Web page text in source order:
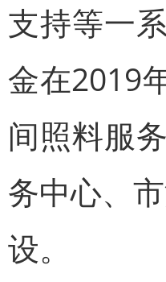
支持等一
金在2019
间照料服
务中心、
设。